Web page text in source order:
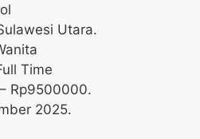
Utara.
Time
– Rp9500000.
2025.